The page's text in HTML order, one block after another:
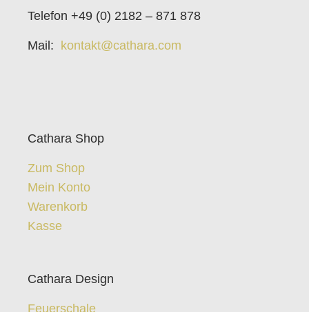
Telefon +49 (0) 2182 – 871 878
Mail: kontakt@cathara.com
Cathara Shop
Zum Shop
Mein Konto
Warenkorb
Kasse
Cathara Design
Feuerschale